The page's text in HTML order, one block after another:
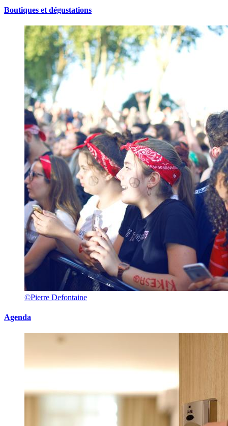
Boutiques et dégustations
©Pierre Defontaine
Agenda